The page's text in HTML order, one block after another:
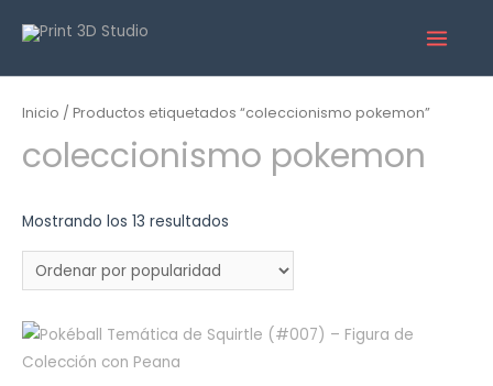
Inicio / Productos etiquetados “coleccionismo pokemon”
coleccionismo pokemon
Mostrando los 13 resultados